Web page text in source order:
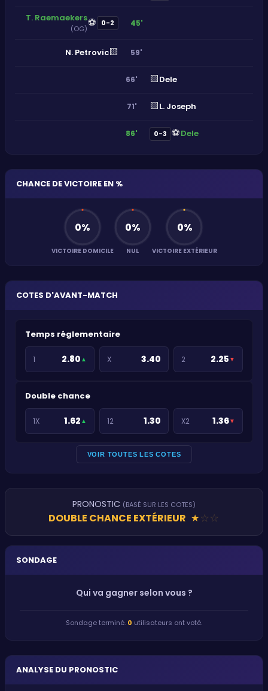
T. Raemaekers
(OG)⚽ 0-2 45'
N. Petrovic🟨 59'
66' 🟨Dele
71' 🟨L. Joseph
86' 0-3 ⚽Dele
CHANCE DE VICTOIRE EN %
0%
VICTOIRE DOMICILE
0%
NUL
0%
VICTOIRE EXTÉRIEUR
COTES D'AVANT-MATCH
Temps réglementaire
1 2.80 ▲ X 3.40 2 2.25 ▼
Double chance
1X 1.62 ▲ 12 1.30 X2 1.36▼
VOIR TOUTES LES COTES
PRONOSTIC (BASÉ SUR LES COTES)
DOUBLE CHANCE EXTÉRIEUR ★★★
SONDAGE
Qui va gagner selon vous ?
Sondage terminé. 0 utilisateurs ont voté.
ANALYSE DU PRONOSTIC